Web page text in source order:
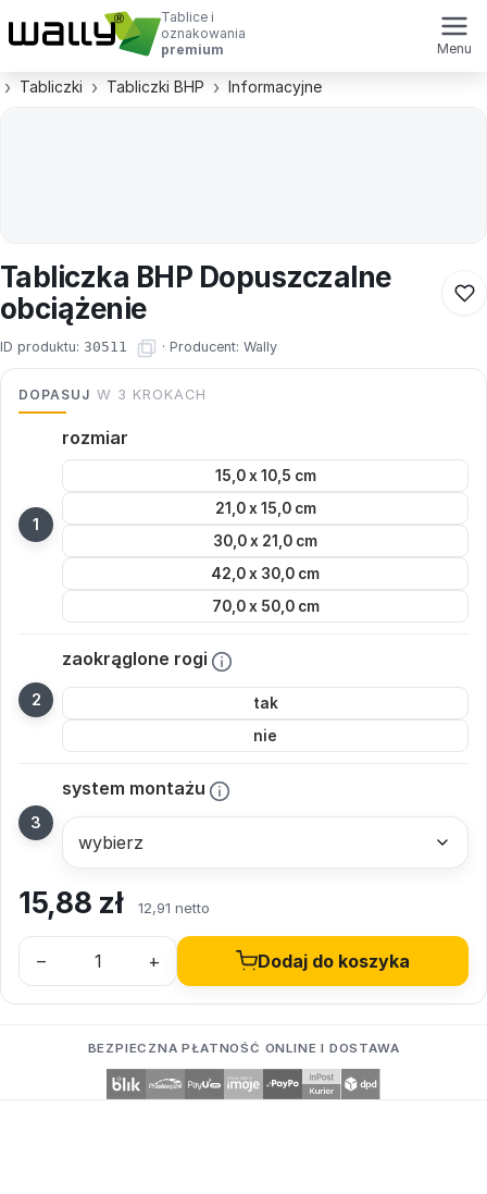
Tablice i
oznakowania
premium
Menu
Tabliczki Tabliczki BHP Informacyjne
Tabliczka BHP Dopuszczalne
obciążenie
ID produktu: 30511 · Producent: Wally
DOPASUJ W 3 KROKACH
rozmiar
15,0 x 10,5 cm
21,0 x 15,0 cm
30,0 x 21,0 cm
42,0 x 30,0 cm
70,0 x 50,0 cm
zaokrąglone rogi
tak
nie
system montażu
15,88 zł 12,91 netto
– + Dodaj do koszyka
BEZPIECZNA PŁATNOŚĆ ONLINE I DOSTAWA